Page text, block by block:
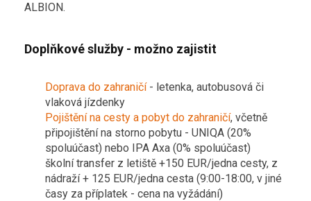
ALBION.
Doplňkové služby - možno zajistit
Doprava do zahraničí- letenka, autobusová či
vlaková jízdenky
Pojištění na cesty a pobyt do zahraničí, včetně
připojištění na storno pobytu - UNIQA (20%
spoluúčast) nebo IPA Axa (0% spoluúčast)
školní transfer z letiště +150 EUR/jedna cesty, z
nádraží + 125 EUR/jedna cesta (9:00-18:00, v jiné
časy za příplatek - cena na vyžádání)